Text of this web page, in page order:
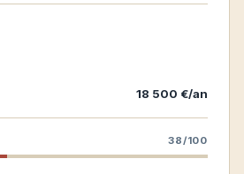
18 500 €/an
38/100